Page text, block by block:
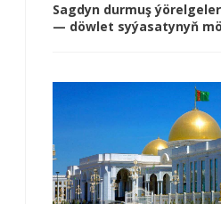
Sagdyn durmuş
— döwlet syýasatynyň